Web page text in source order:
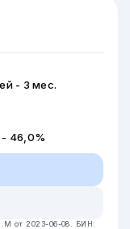
- 3 мес.
- 46,0%
от 2023-06-08. БИН: